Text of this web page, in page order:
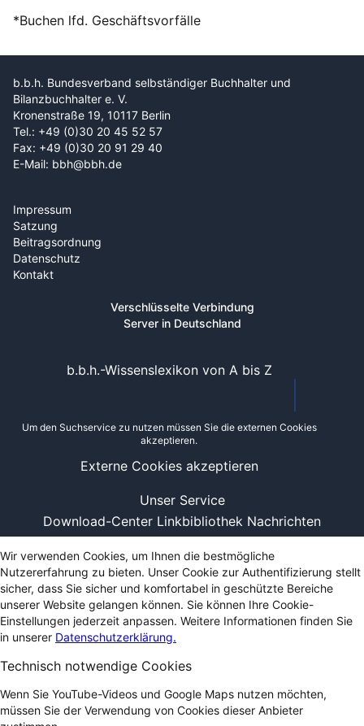
*Buchen lfd. Geschäftsvorfälle
b.b.h. Bundesverband selbständiger Buchhalter und
Bilanzbuchhalter e. V.
Kronenstraße 19, 10117 Berlin
Tel.: +49 (0)30 20 45 52 57
Fax: +49 (0)30 20 91 29 40
E-Mail: bbh@bbh.de
Impressum
Satzung
Beitragsordnung
Datenschutz
Kontakt
Verschlüsselte Verbindung
Server in Deutschland
Unser Service
Download-Center Linkbibliothek Nachrichten
b.b.h.-Wissenslexikon von A bis Z
Um den Suchservice zu nutzen müssen Sie die externen Cookies
akzeptieren.
Externe Cookies akzeptieren
Wir verwenden Cookies, um Ihnen die bestmögliche
Nutzererfahrung zu bieten. Unser Cookie zur Authentifizierung stellt
sicher, dass Sie sicher und komfortabel in geschützte Bereiche
unserer Website gelangen können. Sie können Ihre Cookie-
Einstellungen jederzeit anpassen. Weitere Informationen finden Sie
in unserer Datenschutzerklärung.
Technisch notwendige Cookies
Wenn Sie YouTube-Videos und Google Maps nutzen möchten,
müssen Sie der Verwendung von Cookies dieser Anbieter